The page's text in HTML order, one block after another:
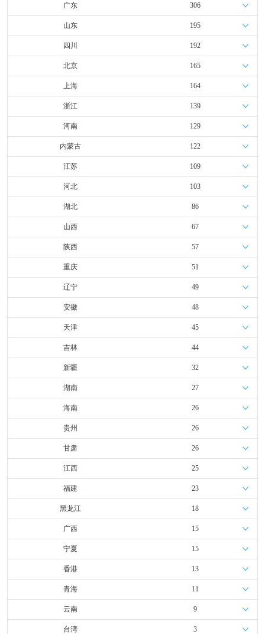
广东 306
山东 195
四川 192
北京 165
上海 164
浙江 139
河南 129
内蒙古 122
江苏 109
河北 103
湖北 86
山西 67
陕西 57
重庆 51
辽宁 49
安徽 48
天津 45
吉林 44
新疆 32
湖南 27
海南 26
贵州 26
甘肃 26
江西 25
福建 23
黑龙江 18
广西 15
宁夏 15
香港 13
青海 11
云南 9
台湾 3